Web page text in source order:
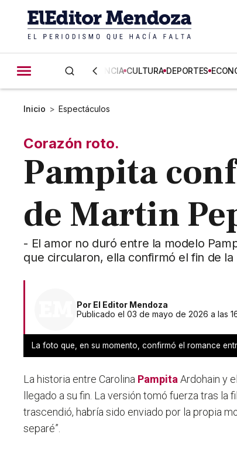
CIENCIA CULTURA DEPORTES
Inicio > Espectáculos
Corazón roto.
Pampita
de Martin
- El amor no duró entre la modelo
que circularon, ella confirmó el fin de la
Por El Editor Mendoza
Publicado el 03 de mayo de 2026 a las
La foto que, en su momento, confirmó el romance
La historia entre Carolina PampitaArdohain y
llegado a su fin. La versión tomó fuerza tras la
trascendió, habría sido enviado por la propia
separé”.